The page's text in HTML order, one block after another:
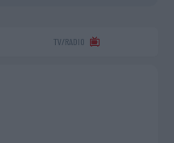
TV/RADIO